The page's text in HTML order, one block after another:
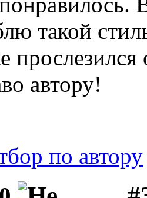
такой
прослезился
автору!
по автору